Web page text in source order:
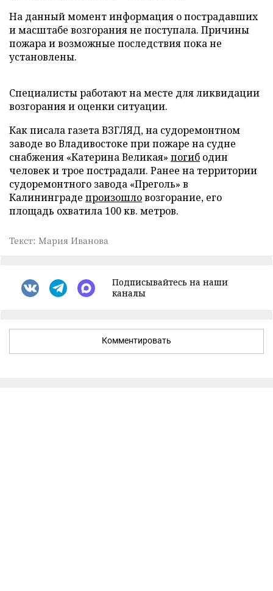
На данный момент информация о пострадавших
и масштабе возгорания не поступала. Причины
пожара и возможные последствия пока не
установлены.
Специалисты работают на месте для ликвидации
возгорания и оценки ситуации.
Как писала газета ВЗГЛЯД, на судоремонтном
заводе во Владивостоке при пожаре на судне
снабжения «Катерина Великая» погиб один
человек и трое пострадали. Ранее на территории
судоремонтного завода «Преголь» в
Калининграде произошловозгорание, его
площадь охватила 100 кв. метров.
Текст: Мария Иванова
Подписывайтесь на наши
каналы
Комментировать